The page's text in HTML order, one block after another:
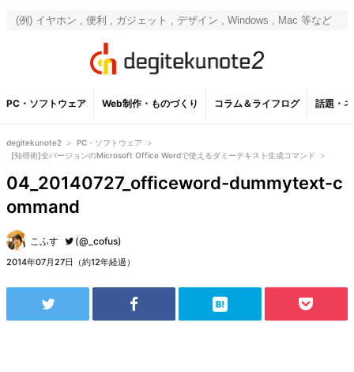
PC・ソフトウェア Web制作・ものづくり コラム＆ライフログ 話題・
degitekunote2 > PC・ソフトウェア
>
[知得術]全バージョンのMicrosoft Office Wordで使えるダミーテキスト生成コマンド
>
04_20140727_officeword-dummytext-c
ommand
こふす (@_cofus)
2014年07月27日（約12年経過）